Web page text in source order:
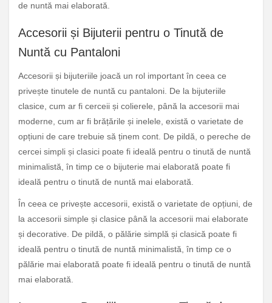
de nuntă mai elaborată.
Accesorii și Bijuterii pentru o Tinută de
Nuntă cu Pantaloni
Accesorii și bijuteriile joacă un rol important în ceea ce
privește tinutele de nuntă cu pantaloni. De la bijuteriile
clasice, cum ar fi cerceii și colierele, până la accesorii mai
moderne, cum ar fi brățările și inelele, există o varietate de
opțiuni de care trebuie să ținem cont. De pildă, o pereche de
cercei simpli și clasici poate fi ideală pentru o tinută de nuntă
minimalistă, în timp ce o bijuterie mai elaborată poate fi
ideală pentru o tinută de nuntă mai elaborată.
În ceea ce privește accesorii, există o varietate de opțiuni, de
la accesorii simple și clasice până la accesorii mai elaborate
și decorative. De pildă, o pălărie simplă și clasică poate fi
ideală pentru o tinută de nuntă minimalistă, în timp ce o
pălărie mai elaborată poate fi ideală pentru o tinută de nuntă
mai elaborată.